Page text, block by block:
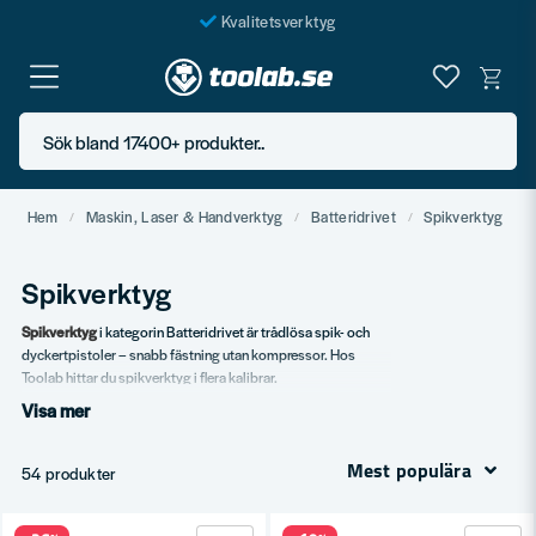
Kvalitetsverktyg
Fraktfritt över 999 SEK*
En järnhandel för alla
Butik i Göteborg
Sök bland 17400+ produkter..
Hem Maskin, Laser & Handverktyg Batteridrivet Spikverktyg
Spikverktyg
Spikverktygi kategorin Batteridrivet är trådlösa spik- och
dyckertpistoler – snabb fästning utan kompressor. Hos
Toolab hittar du spikverktyg i flera kalibrar.
Vårt sortiment
Dyckertpistoler.
Visa mer
54 produkter Mest populära